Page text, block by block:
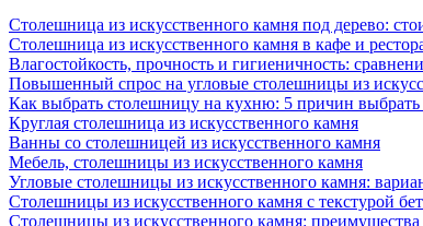
Столешница из искусственного камня под дерево:
Столешница из искусственного камня в кафе и
Влагостойкость, прочность и гигиеничность:
Повышенный спрос на угловые столешницы из
Как выбрать столешницу на кухню: 5 причин
Круглая столешница из искусственного камня
Ванны со столешницей из искусственного камня
Мебель, столешницы из искусственного камня
Угловые столешницы из искусственного камня:
Столешницы из искусственного камня с текстурой
Столешницы из искусственного камня: